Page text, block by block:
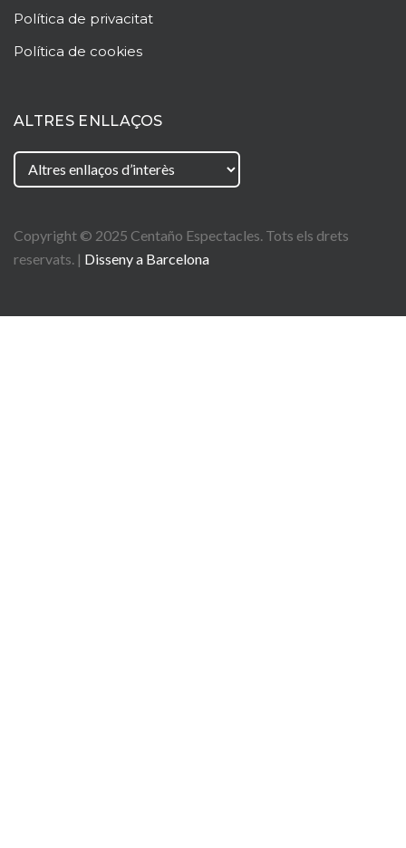
Política de privacitat
Política de cookies
ALTRES ENLLAÇOS
Copyright © 2025 Centaño Espectacles. Tots els drets
reservats. | Disseny a Barcelona